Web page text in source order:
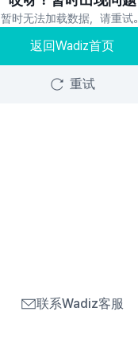
暂时无法加载数据，请重试。
返回Wadiz首页
重试
联系Wadiz客服